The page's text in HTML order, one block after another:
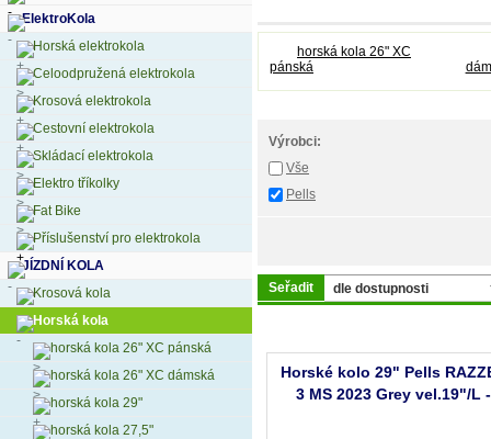
horská kola 26" XC
pánská
Výrobci:
Vše
Pells
Seřadit
Horské kolo 29" Pells
3 MS 2023 Grey vel.19"/L -
ElektroKola
Horská elektrokola
Celoodpružená elektrokola
Krosová elektrokola
Cestovní elektrokola
Skládací elektrokola
Elektro tříkolky
Fat Bike
Příslušenství pro elektrokola
JÍZDNÍ KOLA
Krosová kola
Horská kola
horská kola 26" XC pánská
horská kola 26" XC dámská
horská kola 29"
horská kola 27,5"